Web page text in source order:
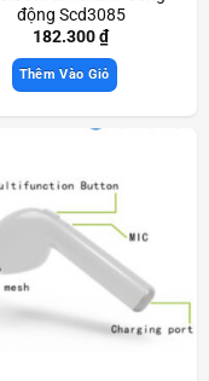
động Scd3085
182.300₫
Thêm Vào Giỏ